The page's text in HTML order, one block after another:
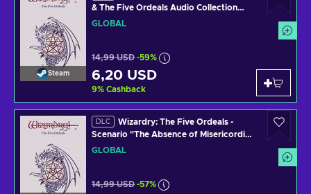
Steam
& The Five Ordeals Audio Collection
(DLC) (PC) Steam Key GLOBAL
GLOBAL
14,99 USD -59%
6,20 USD
9% Cashback
DLC
Wizardry: The Five Ordeals -
Scenario "The Absence of Misericordia"
(DLC) (PC) Steam Key GLOBAL
GLOBAL
14,99 USD -57%